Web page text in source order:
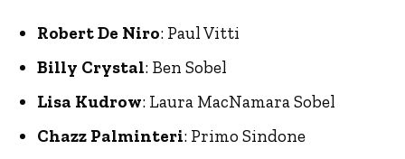
Robert De Niro: Paul Vitti
Billy Crystal: Ben Sobel
Lisa Kudrow: Laura MacNamara Sobel
Chazz Palminteri: Primo Sindone